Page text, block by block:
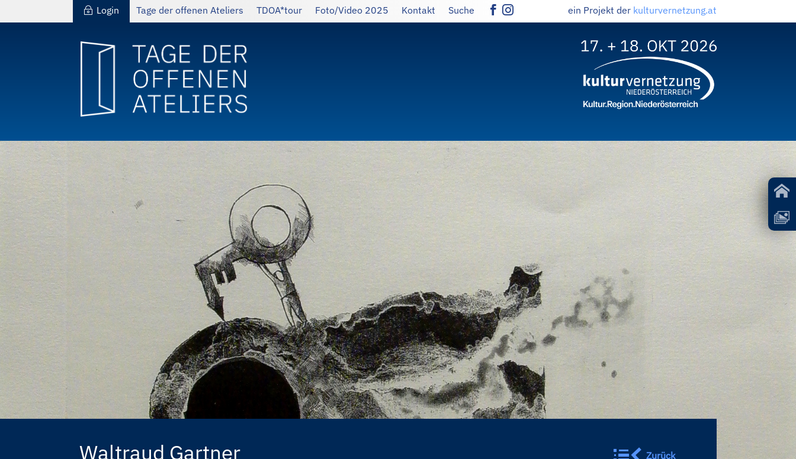
Login Tage der offenen Ateliers TDOA*tour Foto/Video 2025 Kontakt Suche ein Projekt der kulturvernetzung.at
Waltraud Gartner Zurück